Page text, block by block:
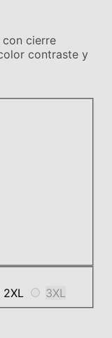
cierre
contraste y
2XL 3XL